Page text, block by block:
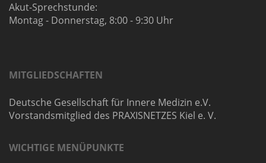
Akut-Sprechstunde:
Montag - Donnerstag, 8:00 - 9:30 Uhr
MITGLIEDSCHAFTEN
Deutsche Gesellschaft für Innere Medizin e.V.
Vorstandsmitglied des PRAXISNETZES Kiel e. V.
WICHTIGE MENÜPUNKTE